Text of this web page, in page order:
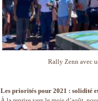
Rally Zenn avec
Les priorités pour 2021 : solidité